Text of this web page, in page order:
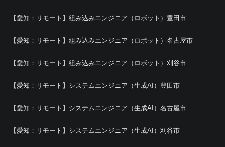
【愛知：リモート】組み込みエンジニア（ロボット）豊田市
【愛知：リモート】組み込みエンジニア（ロボット）名古屋市
【愛知：リモート】組み込みエンジニア（ロボット）刈谷市
【愛知：リモート】システムエンジニア（生成AI）豊田市
【愛知：リモート】システムエンジニア（生成AI）名古屋市
【愛知：リモート】システムエンジニア（生成AI）刈谷市